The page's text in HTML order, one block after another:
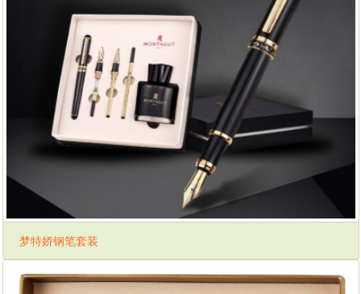
梦特娇钢笔套装